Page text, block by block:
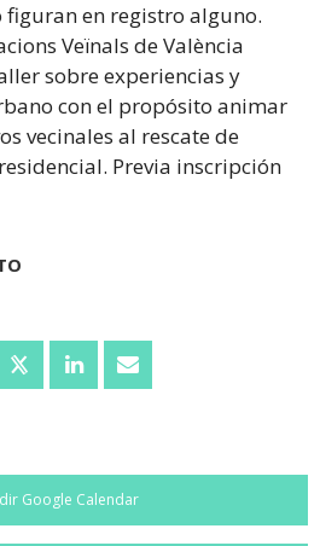
en registro alguno.
Veïnals de València
sobre experiencias y
con el propósito animar
vecinales al rescate de
Previa inscripción
Google Calendar